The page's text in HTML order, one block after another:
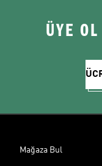
ÜYE
Mağaza Bul